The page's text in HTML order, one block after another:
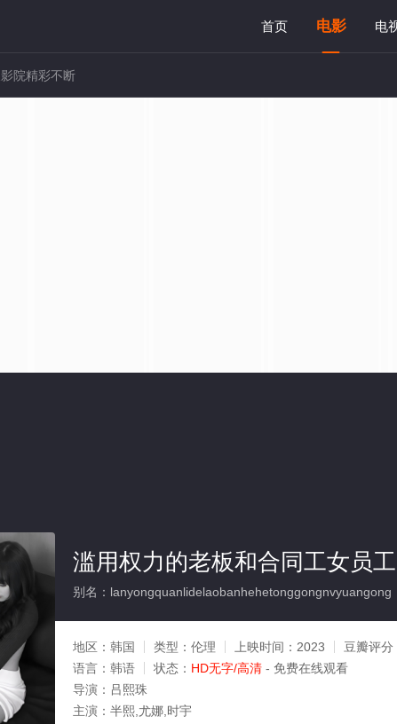
首页 电影 电
滥用权力的老板和合同工女员工
别名：lanyongquanlidelaobanhehetonggongnvyuangong
地区： 韩国 类型： 伦理 上映时间： 2023 豆瓣评分
语言： 韩语 状态： HD无字/高清 - 免费在线观看
导演： 吕熙珠
主演： 半熙,尤娜,时宇